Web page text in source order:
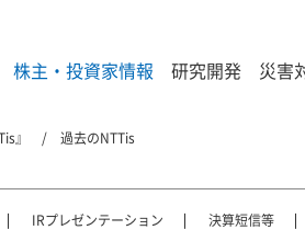
株主・投資家情報 研究開発 災害
』 過去のNTTis
IRプレゼンテーション 決算短信等